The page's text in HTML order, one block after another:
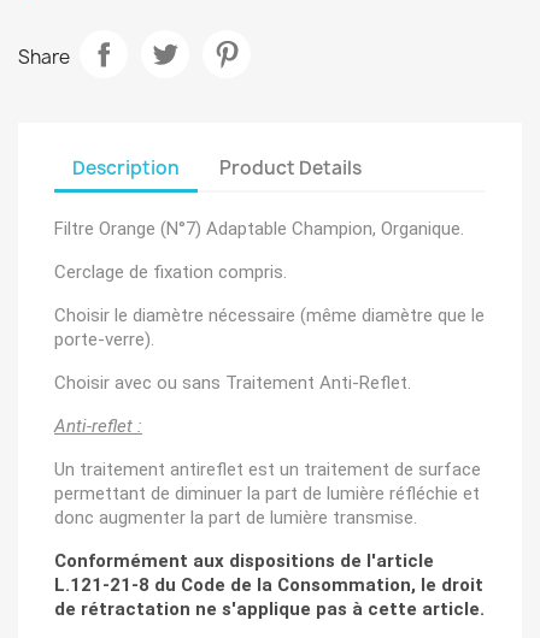
Share
Description Product Details
Filtre Orange (N°7) Adaptable Champion, Organique.
Cerclage de fixation compris.
Choisir le diamètre nécessaire (même diamètre que le
porte-verre).
Choisir avec ou sans Traitement Anti-Reflet.
Anti-reflet :
Un traitement antireflet est un traitement de surface
permettant de diminuer la part de lumière réfléchie et
donc augmenter la part de lumière transmise.
Conformément aux dispositions de l'article
L.121-21-8 du Code de la Consommation, le droit
de rétractation ne s'applique pas à cette article.